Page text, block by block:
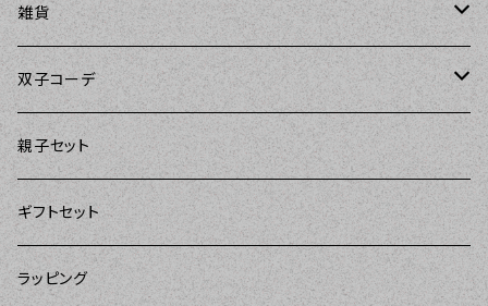
Carolyn's Kitchen（キャロリンズキッチン）
Sugar baby aprons（シュガーベイビー）
DII（ディーアイアイ）
MOZI（モジ）
amorico（アモリコ）
amorico（アモリコ）
The Sunday Girl（ザサンデーガール）
ASD Living（エーエスディーリビング）
Kitsch'n Glam（キッチングラム）
DII（ディーアイアイ）
エプロン
Kitsch'n Glam（キッチングラム）
Sierra Rose（シエラローズ）
DII（ディーアイアイ）
amorico（アモリコ）
雑貨
amorico（アモリコ）
雑貨
amorico（アモリコ）
The Sunday Girl（ザサンデーガール）
DII（ディーアイアイ）
Kitsch'n Glam（キッチングラム）
双子コーデ
The Sunday Girl（サンデーガール）
親子セット
ギフトセット
ラッピング